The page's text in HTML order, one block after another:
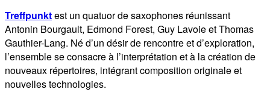
Treffpunktest un quatuor de saxophones réunissant
Antonin Bourgault, Edmond Forest, Guy Lavoie et Thomas
Gauthier-Lang. Né d’un désir de rencontre et d’exploration,
l’ensemble se consacre à l’interprétation et à la création de
nouveaux répertoires, intégrant composition originale et
nouvelles technologies.